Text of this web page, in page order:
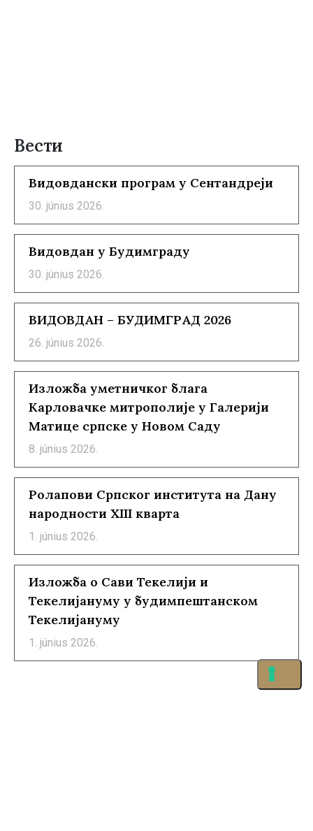
Вести
Видовдански програм у Сентандреји
30. június 2026.
Видовдан у Будимграду
30. június 2026.
ВИДОВДАН – БУДИМГРАД 2026
26. június 2026.
Изложба уметничког блага
Карловачке митрополије у Галерији
Матице српске у Новом Саду
8. június 2026.
Ролапови Српског института на Дану
народности XIII кварта
1. június 2026.
Изложба о Сави Текелији и
Текелијануму у будимпештанском
Текелијануму
1. június 2026.